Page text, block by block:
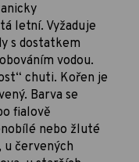
letní. Vyžaduje
s dostatkem
vodou.
chuti. Kořen je
Barva se
fialově
nebo žluté
červených